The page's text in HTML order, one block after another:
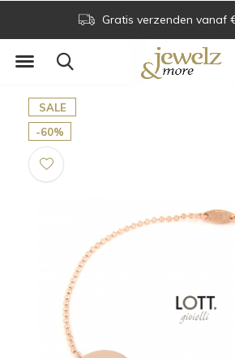
Gratis verzenden vanaf
SALE
-60%